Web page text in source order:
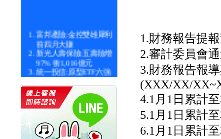
富邦產險:金控雙雄犀利
前四月大賺
新光人壽保險:五壽險增
97% 衝1,016億元
統一投信:原型ETF六強
漲逾九成
統一投信:主動式ETF溢
價 被盯上
新光人壽保險:新壽Q1外
價金將達996億
宇辰系統科技:宇辰業績
創新高 啟動興櫃轉上櫃
1.財務報告提
2.審計委員會
3.財務報告報
(XXX/XX/
4.1月1日累計
5.1月1日累計
6.1月1日累計